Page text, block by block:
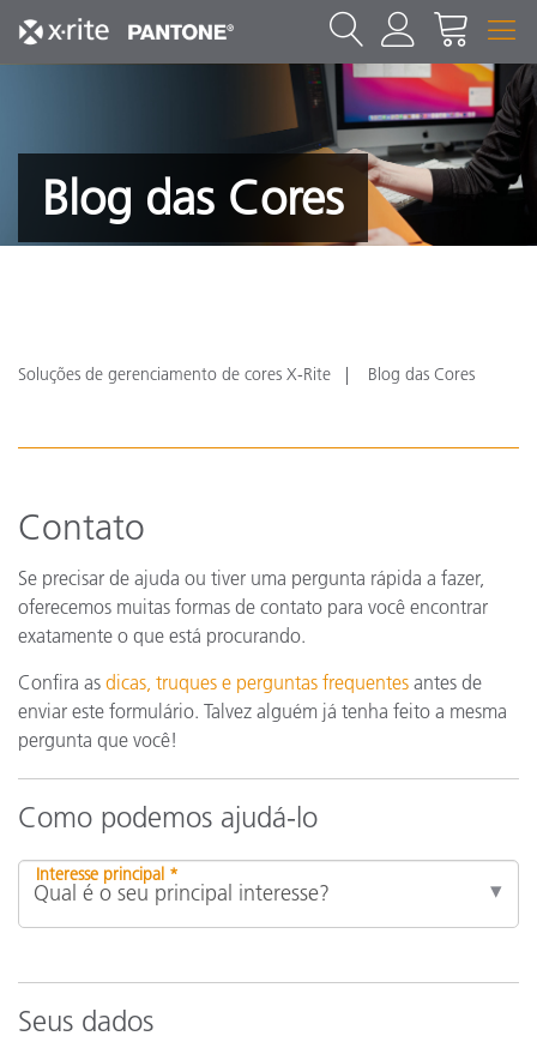
Blog das Cores
Soluções de gerenciamento de cores X-Rite Blog das Cores
Contato
Se precisar de ajuda ou tiver uma pergunta rápida a fazer,
oferecemos muitas formas de contato para você encontrar
exatamente o que está procurando.
Confira as dicas, truques e perguntas frequentes antes de
enviar este formulário. Talvez alguém já tenha feito a mesma
pergunta que você!
Como podemos ajudá-lo
Interesse principal *
Seus dados